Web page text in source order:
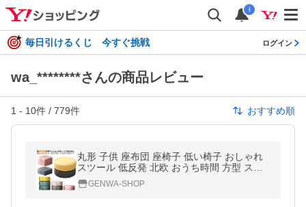
i
毎日引けるくじ 今すぐ挑戦 ログイン
wa_********さんの商品レビュー
1 - 10件 / 779件 おすすめ順
丸形 子供 座布団 座椅子 低い椅子 おしゃれ
スツール 低反発 北欧 おうち時間 方型 スツ
ール 子供用イス フロアクッション コンパク
ト テレワ
GENWA-SHOP